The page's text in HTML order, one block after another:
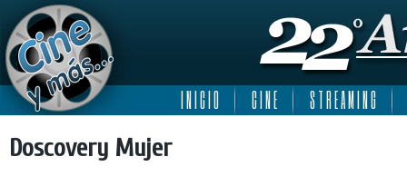
I N I C I O C I N E S T R E A M I N G
Doscovery Mujer